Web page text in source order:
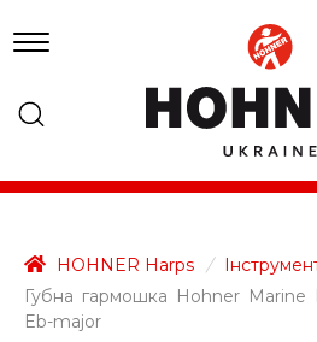
HOHNER Harps /
Губна гармошка Hohner Marine
Eb-major